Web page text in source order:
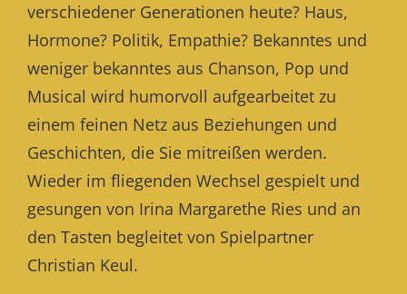
verschiedener Generationen heute? Haus,
Hormone? Politik, Empathie? Bekanntes und
weniger bekanntes aus Chanson, Pop und
Musical wird humorvoll aufgearbeitet zu
einem feinen Netz aus Beziehungen und
Geschichten, die Sie mitreißen werden.
Wieder im fliegenden Wechsel gespielt und
gesungen von Irina Margarethe Ries und an
den Tasten begleitet von Spielpartner
Christian Keul.